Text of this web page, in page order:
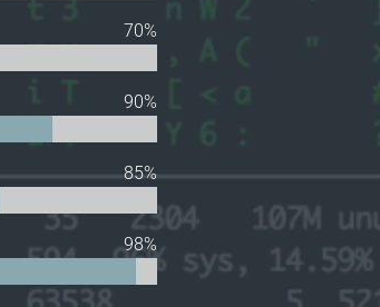
70%
90%
85%
98%